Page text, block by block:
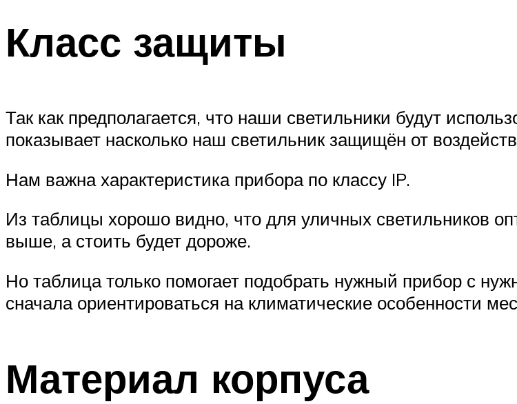
Класс защиты
Так как предполагается, что наши светильники будут
показывает насколько наш светильник защищён от
Нам важна характеристика прибора по классу IP.
Из таблицы хорошо видно, что для уличных светильников
выше, а стоить будет дороже.
Но таблица только помогает подобрать нужный прибор с
сначала ориентироваться на климатические особенности
Материал корпуса